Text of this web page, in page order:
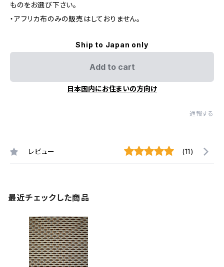
ものをお選び下さい。
・アフリカ布のみの販売はしておりません。
Ship to Japan only
Add to cart
日本国内にお住まいの方向け
通報する
レビュー (11)
最近チェックした商品